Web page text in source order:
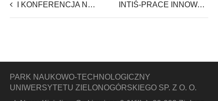
I KONFERENCJA NAUKOWO-PRAKTYCZNA ONLINE INTIŚ-PRACE INNOWACYJNE
PARK NAUKOWO-TECHNOLOGICZNY
UNIWERSYTETU ZIELONOGÓRSKIEGO SP. Z O. O.